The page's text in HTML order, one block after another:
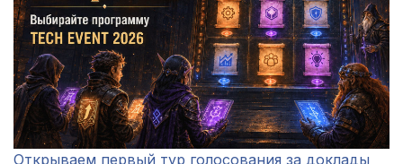
Открываем первый тур голосования за доклады